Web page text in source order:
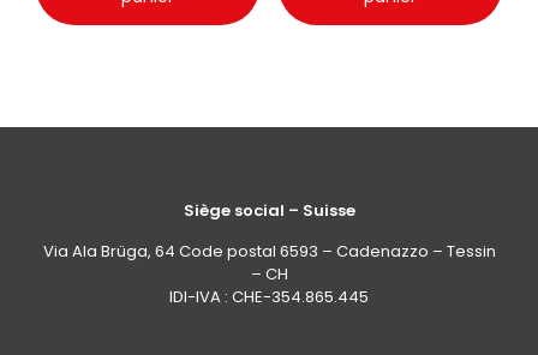
Siège social – Suisse
Via Ala Brüga, 64 Code postal 6593 – Cadenazzo – Tessin
– CH
IDI-IVA : CHE-354.865.445